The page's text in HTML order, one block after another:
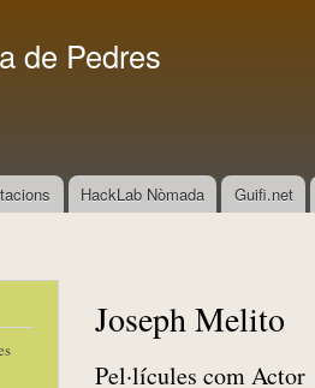
de Pedres
HackLab Nòmada Guifi.net
Joseph Melito
Pel·lícules com Actor